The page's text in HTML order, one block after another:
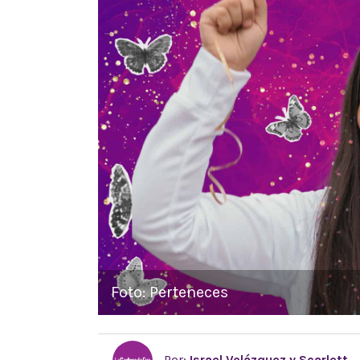
Foto: Perteneces